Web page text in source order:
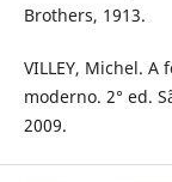
Brothers, 1913.
VILLEY, Michel.
moderno. 2° ed.
2009.